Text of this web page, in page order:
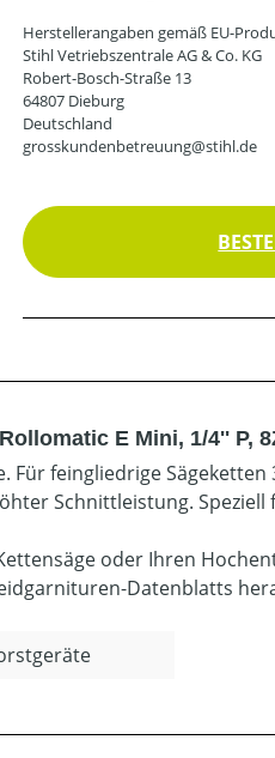
Herstellerangaben gemäß EU-
Stihl Vetriebszentrale AG & Co. KG
Robert-Bosch-Straße 13
64807 Dieburg
Deutschland
grosskundenbetreuung@stihl.de
E Mini, 1/4'' P,
Für feingliedrige
Schnittleistung. Speziell
oder Ihren
Datenblatts